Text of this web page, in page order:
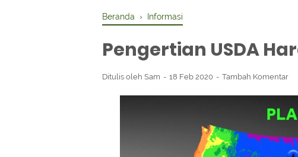
Beranda › Informasi
Pengertian USDA
Ditulis oleh Sam 18 Feb 2020 Tambah Komentar